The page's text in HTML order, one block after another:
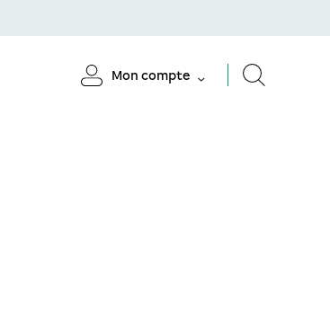
Mon compte